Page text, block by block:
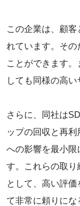
この企業は、顧
れています。そ
ことができます
しても同様の高い
さらに、同社は
ップの回収と再
への影響を最小限
す。これらの取
として、高い評
て非常に頼りにな